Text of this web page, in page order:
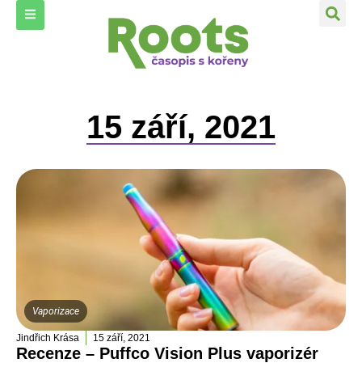
15 září, 2021
Vaporizace
Jindřich Krása 15 září, 2021
Recenze – Puffco Vision Plus vaporizér